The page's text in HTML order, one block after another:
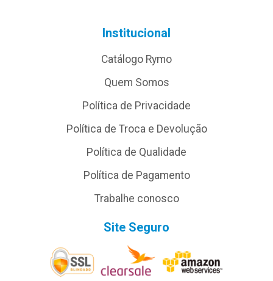
Institucional
Catálogo Rymo
Quem Somos
Política de Privacidade
Política de Troca e Devolução
Política de Qualidade
Política de Pagamento
Trabalhe conosco
Site Seguro